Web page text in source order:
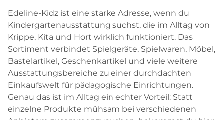
Edeline-Kidz ist eine starke Adresse, wenn du
Kindergartenausstattung suchst, die im Alltag von
Krippe, Kita und Hort wirklich funktioniert. Das
Sortiment verbindet Spielgeräte, Spielwaren, Möbel,
Bastelartikel, Geschenkartikel und viele weitere
Ausstattungsbereiche zu einer durchdachten
Einkaufswelt für pädagogische Einrichtungen.
Genau das ist im Alltag ein echter Vorteil: Statt
einzelne Produkte mühsam bei verschiedenen